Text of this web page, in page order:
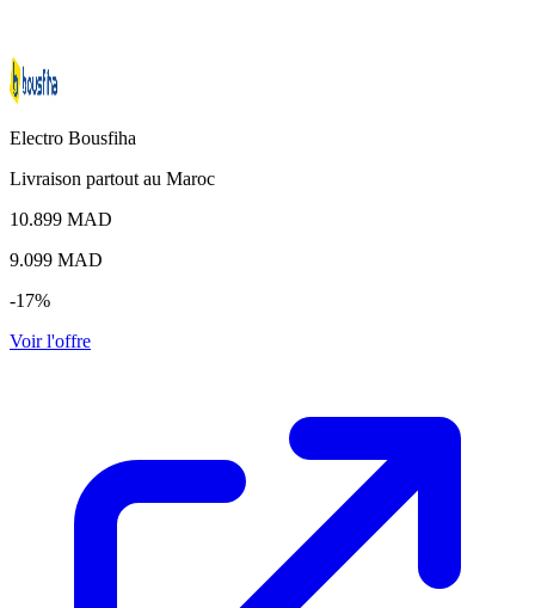
Electro Bousfiha
Livraison partout au Maroc
10.899 MAD
9.099 MAD
-17%
Voir l'offre